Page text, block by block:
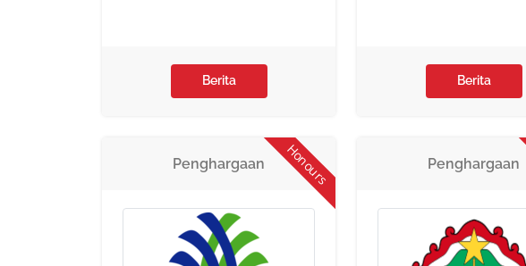
Berita Berita
Honours
Penghargaan Penghargaan